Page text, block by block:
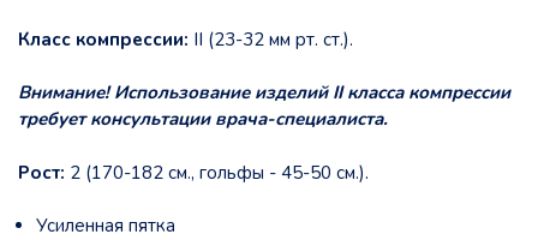
Класс компрессии: II (23-32 мм рт. ст.).
Внимание! Использование изделий II класса компрессии
требует консультации врача-специалиста.
Рост: 2 (170-182 см., гольфы - 45-50 см.).
Усиленная пятка